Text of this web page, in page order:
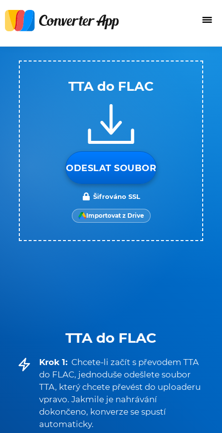
TTA do FLAC
Krok 1: Chcete-li začít s převodem TTA
do FLAC, jednoduše odešlete soubor
TTA, který chcete převést do uploaderu
vpravo. Jakmile je nahrávání
dokončeno, konverze se spustí
automaticky.
TTA do FLAC
ODESLAT SOUBOR
Šifrováno SSL
Importovat z Drive